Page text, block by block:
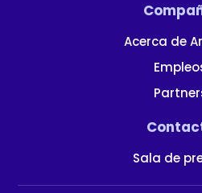
Acerca de
Sala de